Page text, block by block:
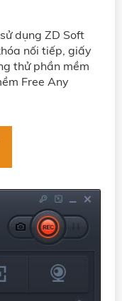
dụng ZD Soft
nối tiếp, giấy
thử phần mềm
Free Any